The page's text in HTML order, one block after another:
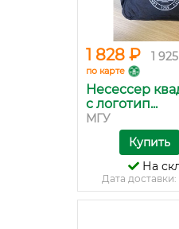
1 828 ₽ 1
по карте
Несессер
с логотип...
МГУ
Купить
На
Дата доставки: